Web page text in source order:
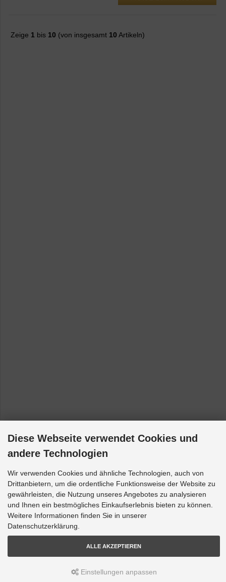
Zeige 1 bis 10 (von insgesamt 10 Artikeln)
Diese Webseite verwendet Cookies und
andere Technologien
Wir verwenden Cookies und ähnliche Technologien, auch von
Drittanbietern, um die ordentliche Funktionsweise der Website zu
gewährleisten, die Nutzung unseres Angebotes zu analysieren
und Ihnen ein bestmögliches Einkaufserlebnis bieten zu können.
Weitere Informationen finden Sie in unserer
Datenschutzerklärung.
ALLE AKZEPTIEREN
Einstellungen anpassen